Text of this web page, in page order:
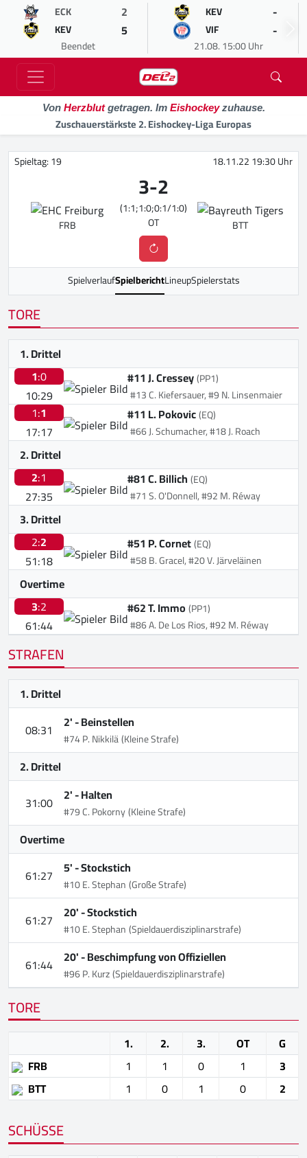
ECK 2
KEV 5
Beendet
KEV -
VIF -
21.08. 15:00 Uhr
Von Herzblutgetragen. Im Eishockeyzuhause.
Zuschauerstärkste 2. Eishockey-Liga Europas
Spieltag: 19 18.11.22 19:30 Uhr
FRB
3-2
(1:1;1:0;0:1/1:0)
OT
BTT
SpielverlaufSpielberichtLineupSpielerstats
TORE
1. Drittel
1:0
10:29
#11 J. Cressey(PP1)
#13 C. Kiefersauer, #9 N. Linsenmaier
1:1
17:17
#11 L. Pokovic(EQ)
#66 J. Schumacher, #18 J. Roach
2. Drittel
2:1
27:35
#81 C. Billich(EQ)
#71 S. O'Donnell, #92 M. Réway
3. Drittel
2:2
51:18
#51 P. Cornet(EQ)
#58 B. Gracel, #20 V. Järveläinen
Overtime
3:2
61:44
#62 T. Immo(PP1)
#86 A. De Los Rios, #92 M. Réway
STRAFEN
1. Drittel
08:31
2' -Beinstellen
#74 P. Nikkilä(Kleine Strafe)
2. Drittel
31:00 2' -Halten
#79 C. Pokorny(Kleine Strafe)
Overtime
61:27 5' -Stockstich
#10 E. Stephan(Große Strafe)
61:27 20' -Stockstich
#10 E. Stephan(Spieldauerdisziplinarstrafe)
61:44 20' -Beschimpfung von Offiziellen
#96 P. Kurz(Spieldauerdisziplinarstrafe)
TORE
1. 2. 3. OT
G
FRB
1 1 0 1
3
BTT
1 0 1 0 2
SCHÜSSE